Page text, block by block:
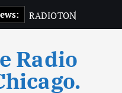
RADIOTON